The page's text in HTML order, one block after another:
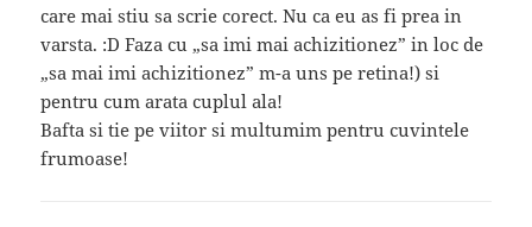
care mai stiu sa scrie corect. Nu ca eu as fi prea in
varsta. :D Faza cu „sa imi mai achizitionez” in loc de
„sa mai imi achizitionez” m-a uns pe retina!) si
pentru cum arata cuplul ala!
Bafta si tie pe viitor si multumim pentru cuvintele
frumoase!